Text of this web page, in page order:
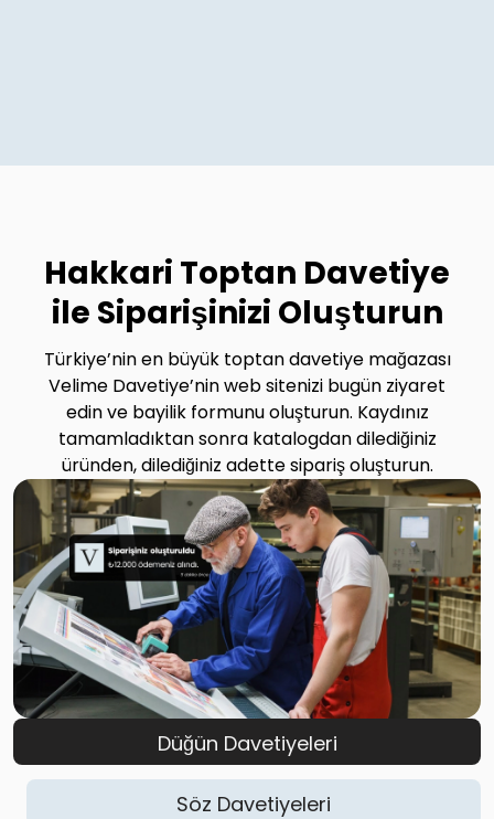
Hakkari Toptan Davetiye
ile Siparişinizi Oluşturun
Türkiye’nin en büyük toptan davetiye mağazası
Velime Davetiye’nin web sitenizi bugün ziyaret
edin ve bayilik formunu oluşturun. Kaydınız
tamamladıktan sonra katalogdan dilediğiniz
üründen, dilediğiniz adette sipariş oluşturun.
Düğün Davetiyeleri
Söz Davetiyeleri